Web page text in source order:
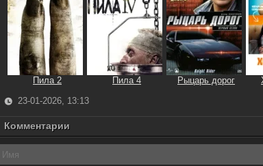
Пила 2 Пила 4 Рыцарь дорог
23-01-2026, 13:13
Комментарии